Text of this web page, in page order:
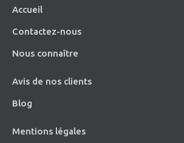
Accueil
Contactez-nous
Nous connaître
Avis de nos clients
Blog
Mentions légales